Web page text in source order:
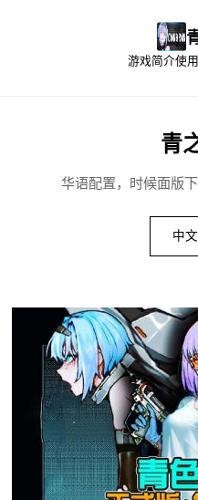
游戏简介使
青
华语配置，时候面版
中